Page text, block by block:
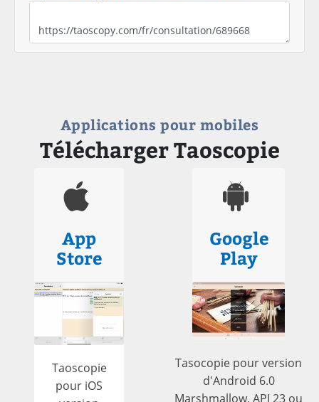
Applications pour mobiles
Télécharger Taoscopie
App
Store
Taoscopie
pour iOS
Google
Play
Tasocopie pour version
d'Android 6.0
Marshmallow, API 23 ou